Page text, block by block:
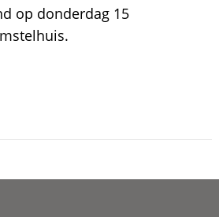
op donderdag 15